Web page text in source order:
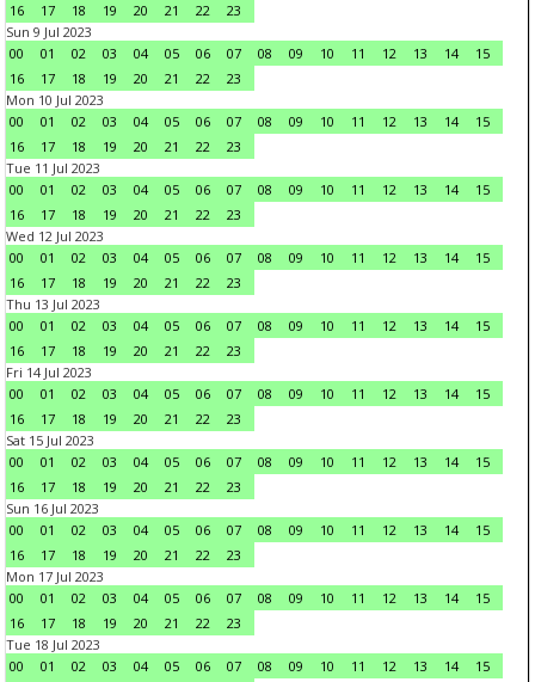
16
17 18 19 20 21 22
23
Sun 9 Jul 2023
00
01 02 03 04 05 06 07 08 09 10 11 12 13 14
15
16
17 18 19 20 21 22
23
Mon 10 Jul 2023
00
01 02 03 04 05 06 07 08 09 10 11 12 13 14
15
16
17 18 19 20 21 22
23
Tue 11 Jul 2023
00
01 02 03 04 05 06 07 08 09 10 11 12 13 14
15
16
17 18 19 20 21 22
23
Wed 12 Jul 2023
00
01 02 03 04 05 06 07 08 09 10 11 12 13 14
15
16
17 18 19 20 21 22
23
Thu 13 Jul 2023
00
01 02 03 04 05 06 07 08 09 10 11 12 13 14
15
16
17 18 19 20 21 22
23
Fri 14 Jul 2023
00
01 02 03 04 05 06 07 08 09 10 11 12 13 14
15
16
17 18 19 20 21 22
23
Sat 15 Jul 2023
00
01 02 03 04 05 06 07 08 09 10 11 12 13 14
15
16
17 18 19 20 21 22
23
Sun 16 Jul 2023
00
01 02 03 04 05 06 07 08 09 10 11 12 13 14
15
16
17 18 19 20 21 22
23
Mon 17 Jul 2023
00
01 02 03 04 05 06 07 08 09 10 11 12 13 14
15
16
17 18 19 20 21 22
23
Tue 18 Jul 2023
00
01 02 03 04 05 06 07 08 09 10 11 12 13 14 15